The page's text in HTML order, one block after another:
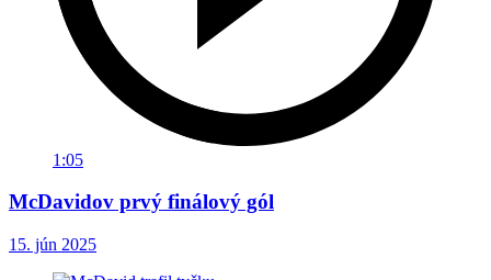
1:05
McDavidov prvý finálový gól
15. jún 2025